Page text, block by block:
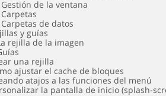
Gestión de la ventana
de datos
y guías
rejilla de la imagen
una rejilla
ajustar el cache de bloques
atajos a las funciones del menú
la pantalla de inicio (splash-